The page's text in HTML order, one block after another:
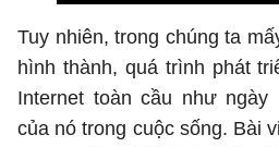
Tuy nhiên, trong chúng ta
hình thành, quá trình phát
Internet toàn cầu như ngày
của nó trong cuộc sống. Bài